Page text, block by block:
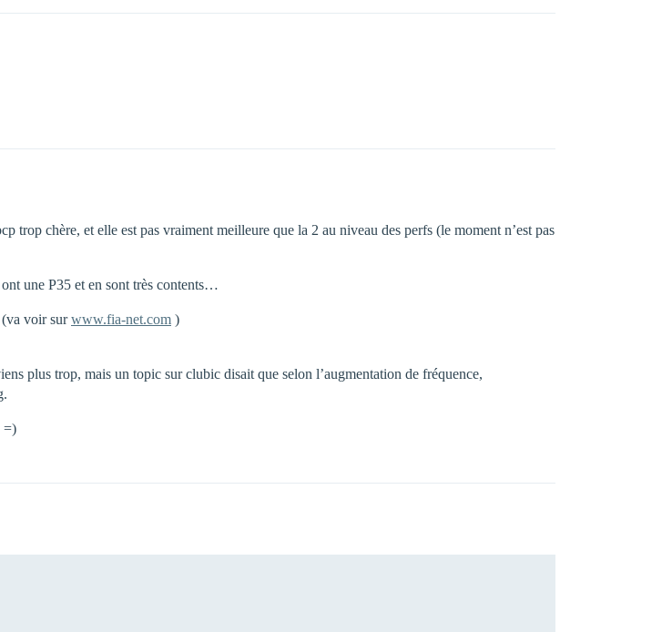
chère, et elle est pas vraiment meilleure que la 2 au niveau des perfs (le moment n’est pas
une P35 et en sont très contents…
(va voir surwww.fia-net.com )
plus trop, mais un topic sur clubic disait que selon l’augmentation de fréquence,
=)